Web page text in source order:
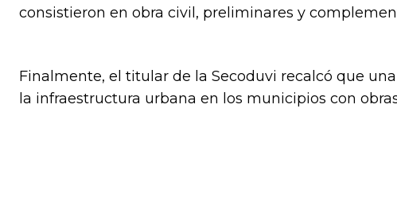
consistieron en obra civil, preliminares y
Finalmente, el titular de la Secoduvi recalcó que
la infraestructura urbana en los municipios con